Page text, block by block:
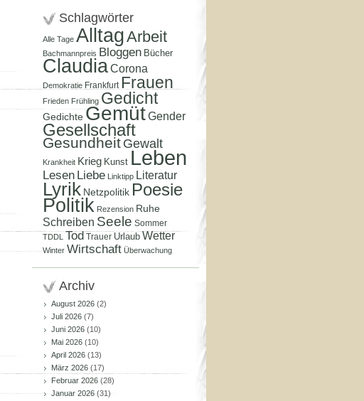
Schlagwörter
Alle Tage AlltagArbeit
Bachmannpreis Bloggen Bücher
ClaudiaCorona
Demokratie Frankfurt Frauen
Frieden Frühling Gedicht
Gedichte GemütGender
Gesellschaft
Gesundheit Gewalt
Krankheit Krieg Kunst Leben
Lesen Liebe Linktipp Literatur
Lyrik Netzpolitik Poesie
Politik Rezension Ruhe
Schreiben Seele Sommer
TDDL Tod Trauer Urlaub Wetter
Winter Wirtschaft Überwachung
Archiv
August 2026 (2)
Juli 2026 (7)
Juni 2026 (10)
Mai 2026 (10)
April 2026 (13)
März 2026 (17)
Februar 2026 (28)
Januar 2026 (31)